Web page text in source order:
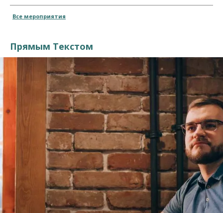
Все мероприятия
Прямым Текстом